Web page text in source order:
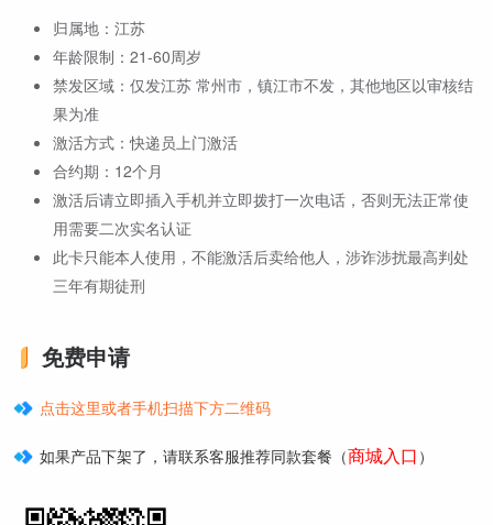
归属地：江苏
年龄限制：21-60周岁
禁发区域：仅发江苏 常州市，镇江市不发，其他地区以审核结
果为准
激活方式：快递员上门激活
合约期：12个月
激活后请立即插入手机并立即拨打一次电话，否则无法正常使
用需要二次实名认证
此卡只能本人使用，不能激活后卖给他人，涉诈涉扰最高判处
三年有期徒刑
免费申请
点击这里或者手机扫描下方二维码
如果产品下架了，请联系客服推荐同款套餐（商城入口 ）